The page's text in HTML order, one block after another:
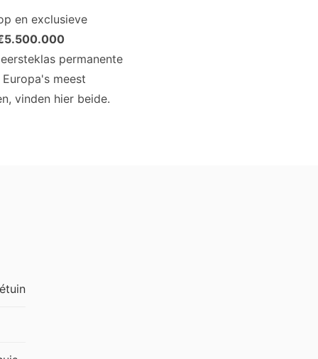
en exclusieve
permanente
meest
vinden hier beide.